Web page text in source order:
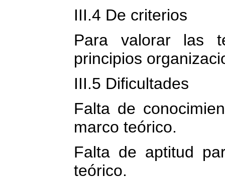
III.4 De criterios
Para valorar las
principios
III.5 Dificultades
Falta de
marco teórico.
Falta de aptitud
teórico.